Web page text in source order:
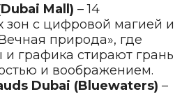
Mall) – 14
зон с цифровой магией и
природа», где
и графика стирают грань
и воображением.
Dubai (Bluewaters) –